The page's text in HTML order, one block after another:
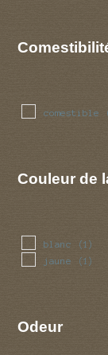
comestible
Couleur de
blanc (1)
jaune (1)
Odeur